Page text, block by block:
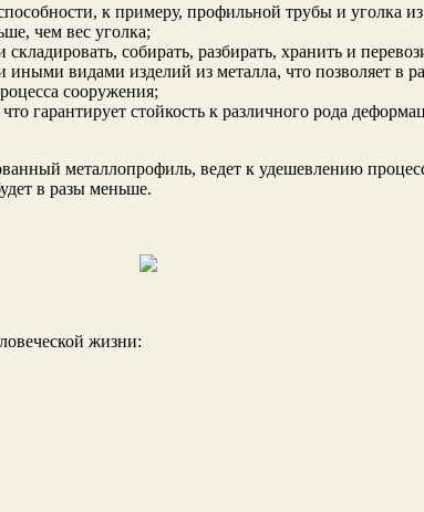
к примеру, профильной трубы и уголка из
чем вес уголка;
собирать, разбирать, хранить и
видами изделий из металла, что позволяет в
сооружения;
гарантирует стойкость к различного рода
металлопрофиль, ведет к удешевлению
в разы меньше.
жизни: